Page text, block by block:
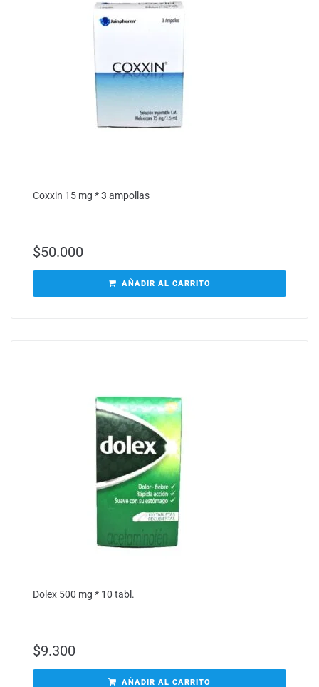
Coxxin 15 mg * 3 ampollas
$50.000
AÑADIR AL CARRITO
Dolex 500 mg * 10 tabl.
$9.300
AÑADIR AL CARRITO